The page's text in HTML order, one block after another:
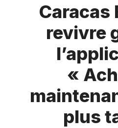
Caracas
revivre
«
plus